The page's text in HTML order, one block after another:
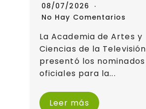
08/07/2026
No Hay Comentarios
La Academia de Artes y
Ciencias de la Televisión
presentó los nominados
oficiales para la...
Leer más